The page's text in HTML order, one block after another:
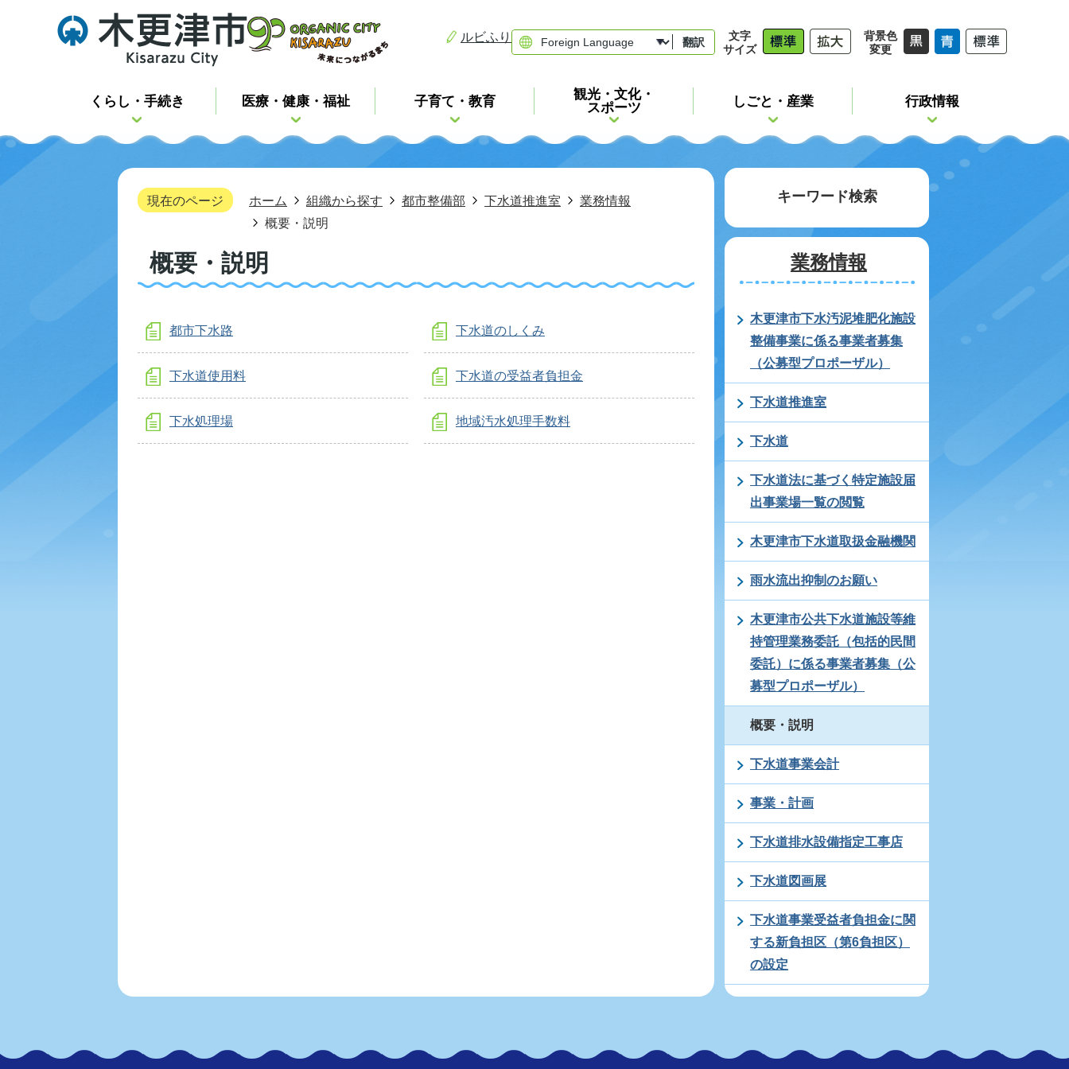
ルビふり 翻訳
文字
サイズ
背景色
変更
くらし・手続き 医療・健康・福祉 子育て・教育
観光・文化・
スポーツ
しごと・産業 行政情報
現在のページ ホーム 組織から探す 都市整備部 下水道推進室
業務情報
概要・説明
概要・説明
都市下水路 下水道のしくみ
下水道使用料 下水道の受益者負担金
下水処理場 地域汚水処理手数料
キーワード検索
業務情報
木更津市下水汚泥堆肥化施設
整備事業に係る事業者募集
（公募型プロポーザル）
下水道推進室
下水道
下水道法に基づく特定施設届
出事業場一覧の閲覧
木更津市下水道取扱金融機関
雨水流出抑制のお願い
木更津市公共下水道施設等維
持管理業務委託（包括的民間
委託）に係る事業者募集（公
募型プロポーザル）
概要・説明
下水道事業会計
事業・計画
下水道排水設備指定工事店
下水道図画展
下水道事業受益者負担金に関
する新負担区（第6負担区）
の設定